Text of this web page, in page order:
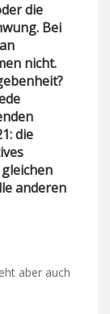
die
Bei
nicht.
die
anderen
aber auch